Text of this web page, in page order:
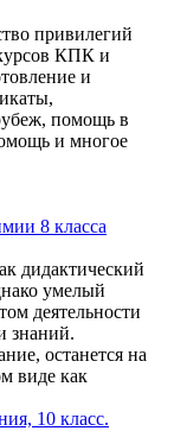
привилегий
КПК и
и
помощь в
и многое
8 класса
дидактический
умелый
деятельности
знаний.
останется на
виде как
10 класс.